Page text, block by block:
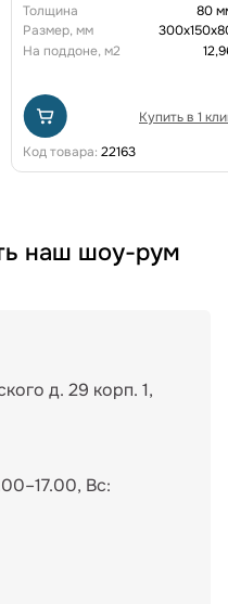
Толщина
80
Размер, мм
На поддоне, м2
Купить в 1
Код товара: 22163
наш шоу-рум
д. 29 корп. 1,
Вс: